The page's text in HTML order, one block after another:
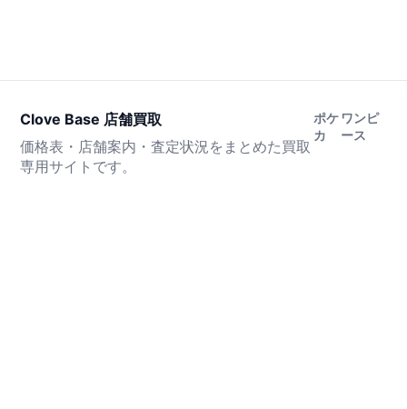
Clove Base 店舗買取
価格表・店舗案内・査定状況をまとめた買取
専用サイトです。
ポケ
カ
ワンピ
ース